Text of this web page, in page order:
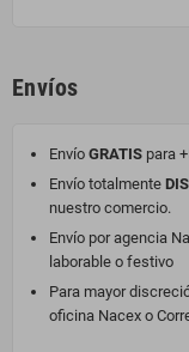
Envíos
Envío GRATIS para
Envío totalmente
nuestro comercio.
Envío por agencia
laborable o festivo
Para mayor
oficina Nacex o